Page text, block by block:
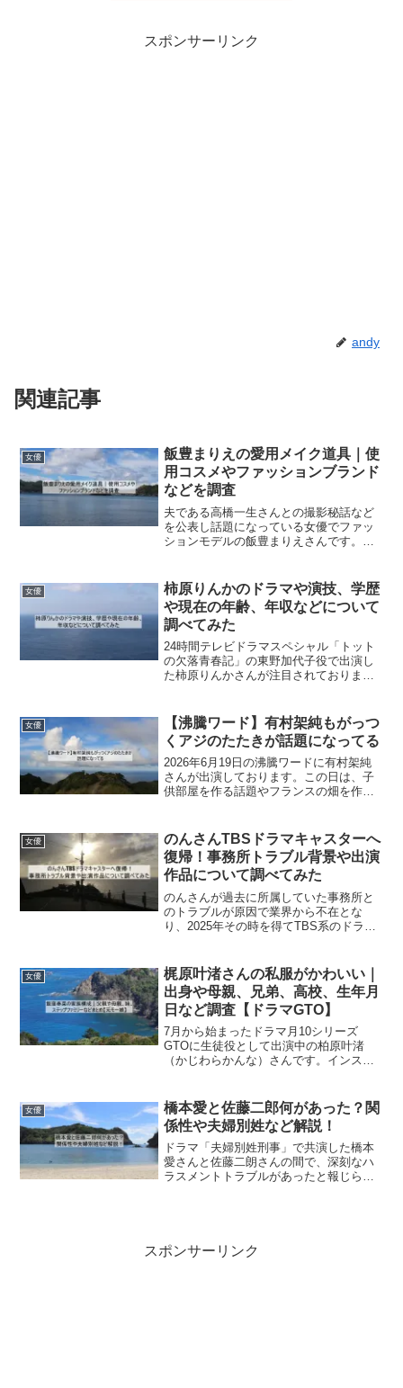
スポンサーリンク
andy
関連記事
女優
飯豊まりえの愛用メイク道具｜使
用コスメやファッションブランド
などを調査
夫である高橋一生さんとの撮影秘話など
を公表し話題になっている女優でファッ
ションモデルの飯豊まりえさんです。飯
なっている方も多いのではないでしょう
か。今回は、女優やモデルと...
女優
柿原りんかのドラマや演技、学歴
や現在の年齢、年収などについて
調べてみた
24時間テレビドラマスペシャル「トット
の欠落青春記」の東野加代子役で出演し
た柿原りんかさんが注目されておりま
て調べてみました。柿原りんかさんのプ
ロフィール本名：柿原りん...
女優
【沸騰ワード】有村架純もがっつ
くアジのたたきが話題になってる
2026年6月19日の沸騰ワードに有村架純
さんが出演しております。この日は、子
供部屋を作る話題やフランスの畑を作る
しております。どうぢゃら志摩さん特性
のようです。今回は...
女優
のんさんTBSドラマキャスターへ
復帰！事務所トラブル背景や出演
作品について調べてみた
のんさんが過去に所属していた事務所と
のトラブルが原因で業界から不在とな
り、2025年その時を得てTBS系のドラマ
因は公正取引委員会による独占禁止法違
反や独立が背景にある...
女優
梶原叶渚さんの私服がかわいい｜
出身や母親、兄弟、高校、生年月
日など調査【ドラマGTO】
7月から始まったドラマ月10シリーズ
GTOに生徒役として出演中の柏原叶渚
（かじわらかんな）さんです。インスタ
原叶渚さんの私服がかわいい理由や出
身、家族構成（母親、父親...
女優
橋本愛と佐藤二郎何があった？関
係性や夫婦別姓など解説！
ドラマ「夫婦別姓刑事」で共演した橋本
愛さんと佐藤二朗さんの間で、深刻なハ
ラスメントトラブルがあったと報じられ
スポンサーリンク